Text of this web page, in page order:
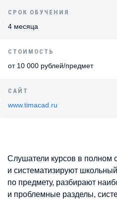
СРОК ОБУЧЕНИЯ
4 месяца
СТОИМОСТЬ
от 10 000 рублей/предмет
САЙТ
www.timacad.ru
Слушатели курсов в полном
и систематизируют
по предмету, разбирают
и проблемные разделы,